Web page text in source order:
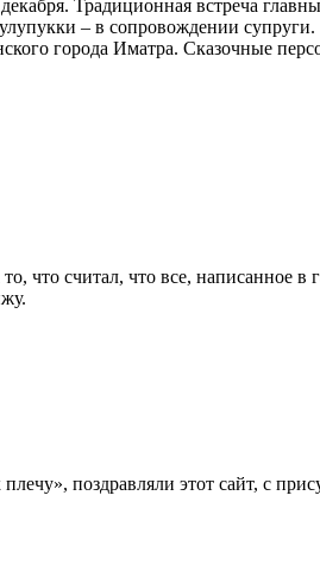
Традиционная встреча
– в сопровождении супруги.
города Иматра. Сказочные
считал, что все, написанное в
поздравляли этот сайт, с